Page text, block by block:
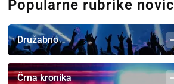
Popularne rubrike novic
Družabno
Črna kronika